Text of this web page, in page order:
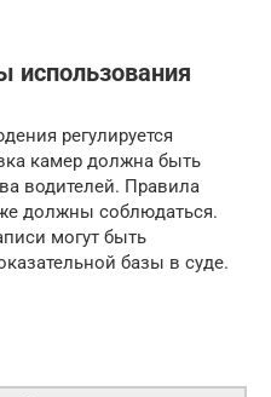
использования
регулируется
камер должна быть
водителей. Правила
должны соблюдаться.
могут быть
базы в суде.